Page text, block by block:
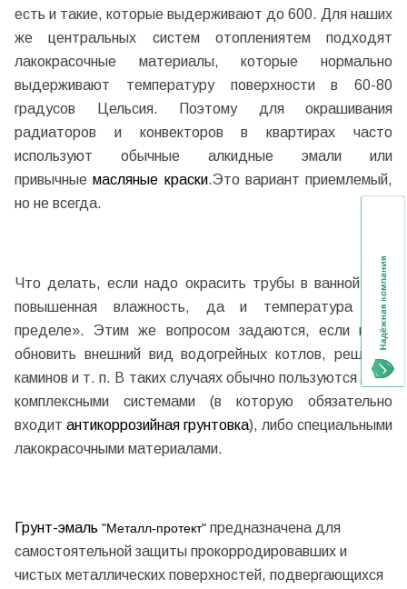
есть и такие, которые выдерживают до 600. Для наших
же центральных систем отоплениятем подходят
лакокрасочные материалы, которые нормально
выдерживают температуру поверхности в 60-80
градусов Цельсия. Поэтому для окрашивания
радиаторов и конвекторов в квартирах часто
используют обычные алкидные эмали или
привычныемасляные краски.Это вариант приемлемый,
но не всегда.
Что делать, если надо окрасить трубы в ванной, где
повышенная влажность, да и температура «на
пределе». Этим же вопросом задаются, если надо
обновить внешний вид водогрейных котлов, решеток
каминов и т. п. В таких случаях обычно пользуются либо
комплексными системами (в которую обязательно
входит антикоррозийная грунтовка), либо специальными
лакокрасочными материалами.
Грунт-эмаль "Металл-протект" предназначена для
самостоятельной защиты прокорродировавших и
чистых металлических поверхностей, подвергающихся